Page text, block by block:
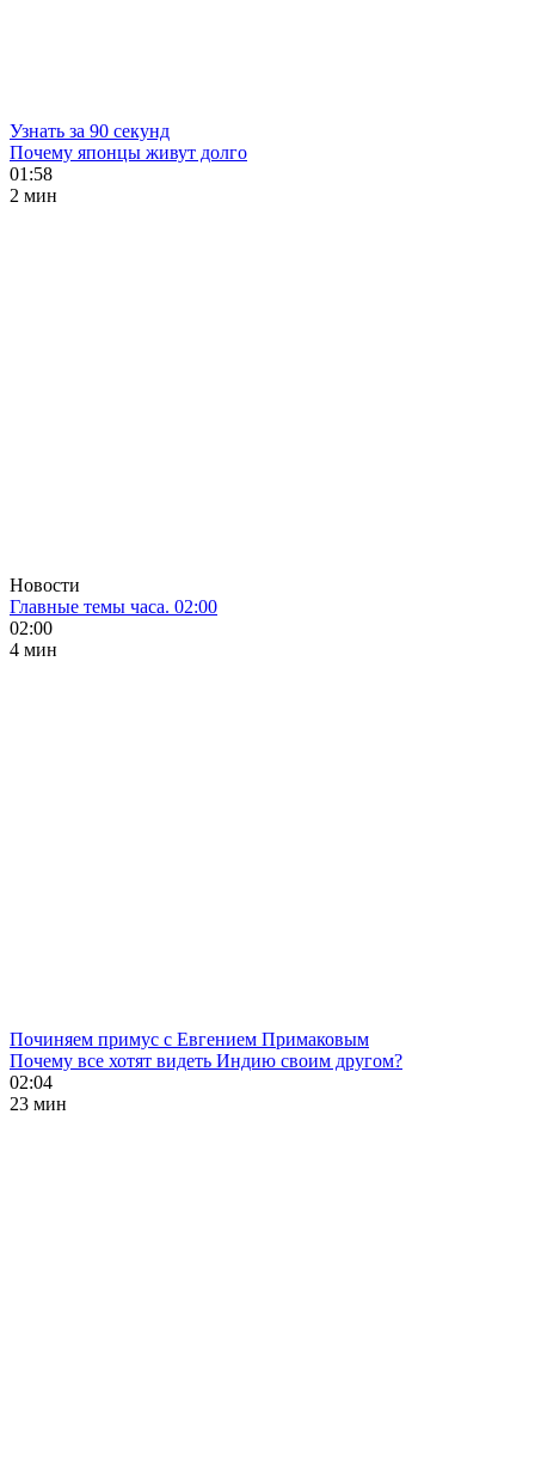
Узнать за 90 секунд
Почему японцы живут долго
01:58
2 мин
Новости
Главные темы часа. 02:00
02:00
4 мин
Починяем примус с Евгением Примаковым
Почему все хотят видеть Индию своим другом?
02:04
23 мин